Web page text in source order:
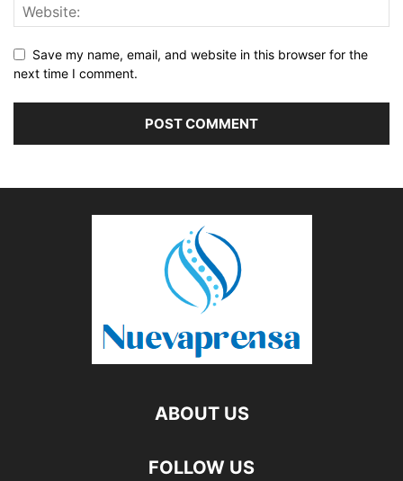
Save my name, email, and website in this browser for the
next time I comment.
ABOUT US
FOLLOW US